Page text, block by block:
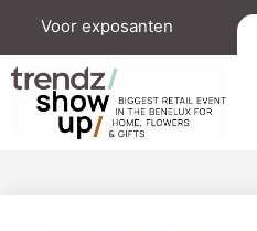
Voor exposanten